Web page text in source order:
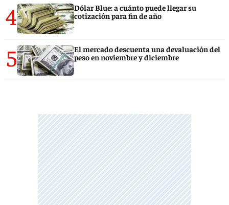
4
Dólar Blue: a cuánto puede llegar su
cotización para fin de año
5
El mercado descuenta una devaluación del
peso en noviembre y diciembre